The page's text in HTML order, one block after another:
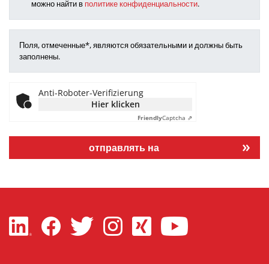
можно найти в политике конфиденциальности.
Поля, отмеченные*, являются обязательными и должны быть
заполнены.
Anti-Roboter-Verifizierung
Hier klicken
FriendlyCaptcha ⇗
отправлять на